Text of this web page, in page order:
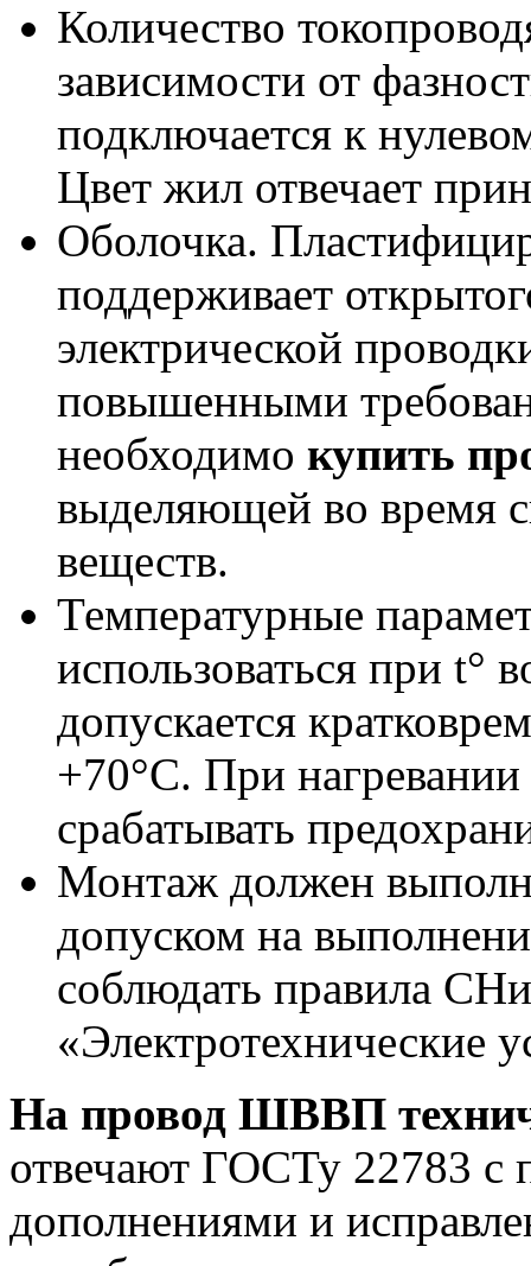
Количество
зависимости от
подключается к
Цвет жил отвечает
Оболочка.
поддерживает
электрической
повышенными
необходимо купить
выделяющей во время
веществ.
Температурные
использоваться при t°
допускается
+70°С. При
срабатывать
Монтаж должен
допуском на
соблюдать правила
«Электротехнические
На провод ШВВП
отвечают ГОСТу 22783
дополнениями и